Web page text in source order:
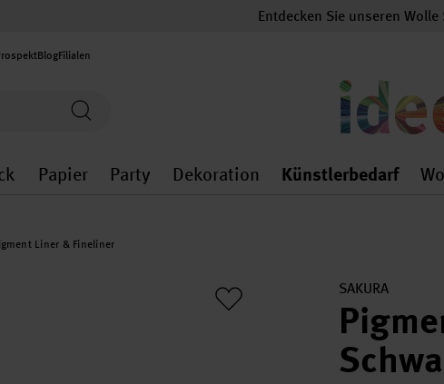
Entdecken Sie unseren Wolle
BlogFilialen
Schmuck general.openMenu
Papier
Papier general.openMenu
Party
Party general.openMenu
Dekoration
Dekoration
Künstlerbedarf
Liner & Fineliner
SAKURA